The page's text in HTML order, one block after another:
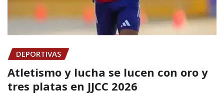
DEPORTIVAS
Atletismo y lucha se lucen con oro y
tres platas en JJCC 2026